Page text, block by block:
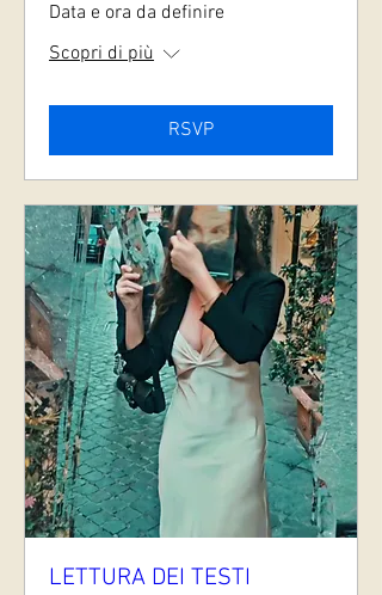
Data e ora da definire
Scopri di più
RSVP
LETTURA DEI TESTI